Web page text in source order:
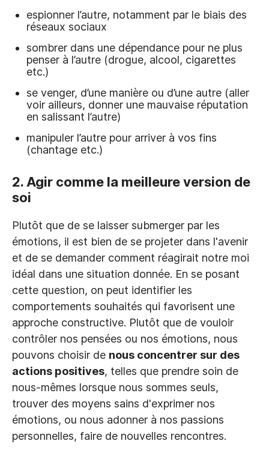
espionner l’autre, notamment par le biais des
réseaux sociaux
sombrer dans une dépendance pour ne plus
penser à l’autre (drogue, alcool, cigarettes
etc.)
se venger, d’une manière ou d’une autre (aller
voir ailleurs, donner une mauvaise réputation
en salissant l’autre)
manipuler l’autre pour arriver à vos fins
(chantage etc.)
2. Agir comme la meilleure version de
soi
Plutôt que de se laisser submerger par les
émotions, il est bien de se projeter dans l'avenir
et de se demander comment réagirait notre moi
idéal dans une situation donnée. En se posant
cette question, on peut identifier les
comportements souhaités qui favorisent une
approche constructive. Plutôt que de vouloir
contrôler nos pensées ou nos émotions, nous
pouvons choisir de nous concentrer sur des
actions positives, telles que prendre soin de
nous-mêmes lorsque nous sommes seuls,
trouver des moyens sains d'exprimer nos
émotions, ou nous adonner à nos passions
personnelles, faire de nouvelles rencontres.